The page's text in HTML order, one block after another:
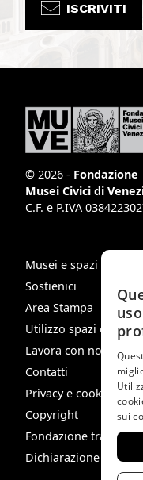
ISCRIVITI
© 2026 - Fondazione
Musei Civici di
C.F. e P.IVA
Musei e spazi
Sostienici
Area Stampa
Utilizzo spazi e
Lavora con noi
Contatti
Privacy e cookie
Copyright
Fondazione
Dichiarazione di
sui